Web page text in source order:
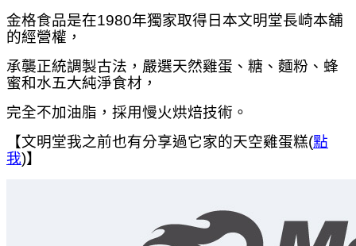
金格食品是在1980年獨家取得日本文明堂長崎本舖
的經營權，
承襲正統調製古法，嚴選天然雞蛋、糖、麵粉、蜂
蜜和水五大純淨食材，
完全不加油脂，採用慢火烘焙技術。
【文明堂我之前也有分享過它家的天空雞蛋糕(點
我)】